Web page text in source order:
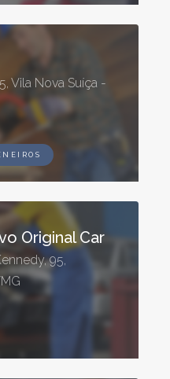
Vila Nova Suíça -
Original Car
95,